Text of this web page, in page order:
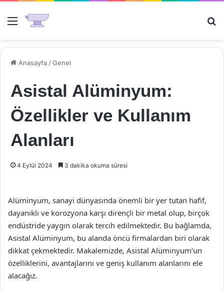
Menü
Anasayfa /Genel
Asistal Alüminyum:
Özellikler ve Kullanım
Alanları
4 Eylül 2024 3 dakika okuma süresi
Alüminyum, sanayi dünyasında önemli bir yer tutan hafif,
dayanıklı ve korozyona karşı dirençli bir metal olup, birçok
endüstride yaygın olarak tercih edilmektedir. Bu bağlamda,
Asistal Alüminyum, bu alanda öncü firmalardan biri olarak
dikkat çekmektedir. Makalemizde, Asistal Alüminyum’un
özelliklerini, avantajlarını ve geniş kullanım alanlarını ele
alacağız.